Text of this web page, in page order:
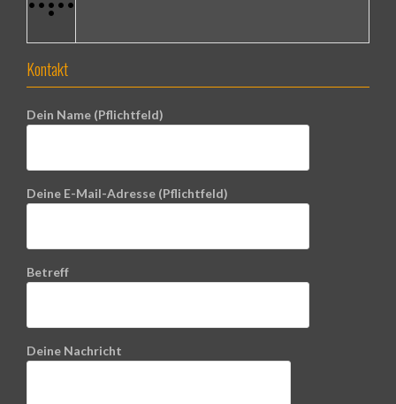
• • • • •
•
Kontakt
Dein Name (Pflichtfeld)
Deine E-Mail-Adresse (Pflichtfeld)
Betreff
Deine Nachricht